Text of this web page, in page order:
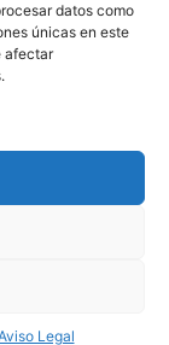
datos como
únicas en este
afectar
Legal
del Sitio